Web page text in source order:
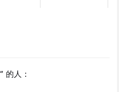
的人：